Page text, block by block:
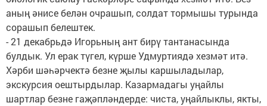
аның әнисе белән очрашып, солдат тормышы турында
сорашып белештек.
- 21 декабрьдә Игорьның ант бирү тантанасында
булдык. Ул ерак түгел, күрше Удмуртиядә хезмәт итә.
Хәрби шәһәрчектә безне җылы каршыладылар,
экскурсия оештырдылар. Казармадагы уңайлы
шартлар безне гаҗәпләндерде: чиста, уңайлыклы, якты,